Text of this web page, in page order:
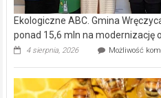
Ekologiczne ABC. Gmina
ponad 15,6 mln na modernizację
4 sierpnia, 2026 Możliwość